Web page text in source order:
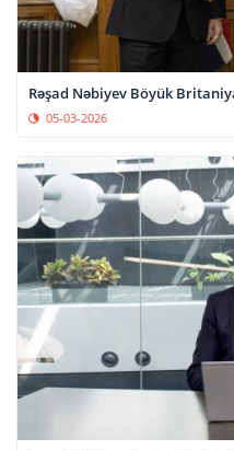
Rəşad Nəbiyev Böyük
05-03-2026